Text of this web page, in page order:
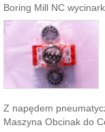
Boring Mill NC
Z napędem
Maszyna Obcinak do